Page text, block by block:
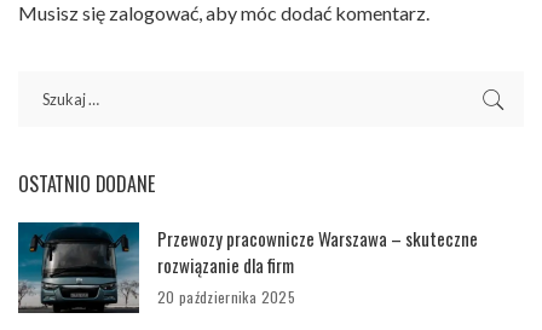
Musisz się zalogować, aby móc dodać komentarz.
OSTATNIO DODANE
Przewozy pracownicze Warszawa – skuteczne
rozwiązanie dla firm
20 października 2025